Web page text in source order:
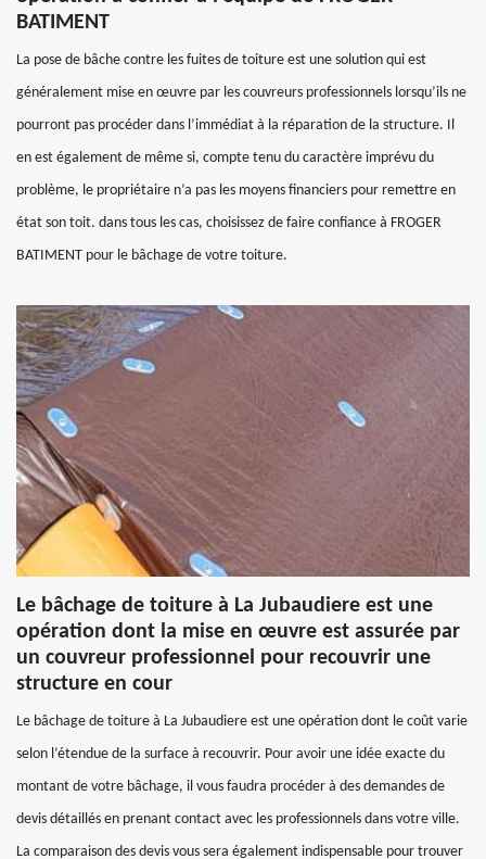
BATIMENT
La pose de bâche contre les fuites de toiture est une solution qui est
généralement mise en œuvre par les couvreurs professionnels lorsqu’ils ne
pourront pas procéder dans l’immédiat à la réparation de la structure. Il
en est également de même si, compte tenu du caractère imprévu du
problème, le propriétaire n’a pas les moyens financiers pour remettre en
état son toit. dans tous les cas, choisissez de faire confiance à FROGER
BATIMENT pour le bâchage de votre toiture.
Le bâchage de toiture à La Jubaudiere est une
opération dont la mise en œuvre est assurée par
un couvreur professionnel pour recouvrir une
structure en cour
Le bâchage de toiture à La Jubaudiere est une opération dont le coût varie
selon l’étendue de la surface à recouvrir. Pour avoir une idée exacte du
montant de votre bâchage, il vous faudra procéder à des demandes de
devis détaillés en prenant contact avec les professionnels dans votre ville.
La comparaison des devis vous sera également indispensable pour trouver